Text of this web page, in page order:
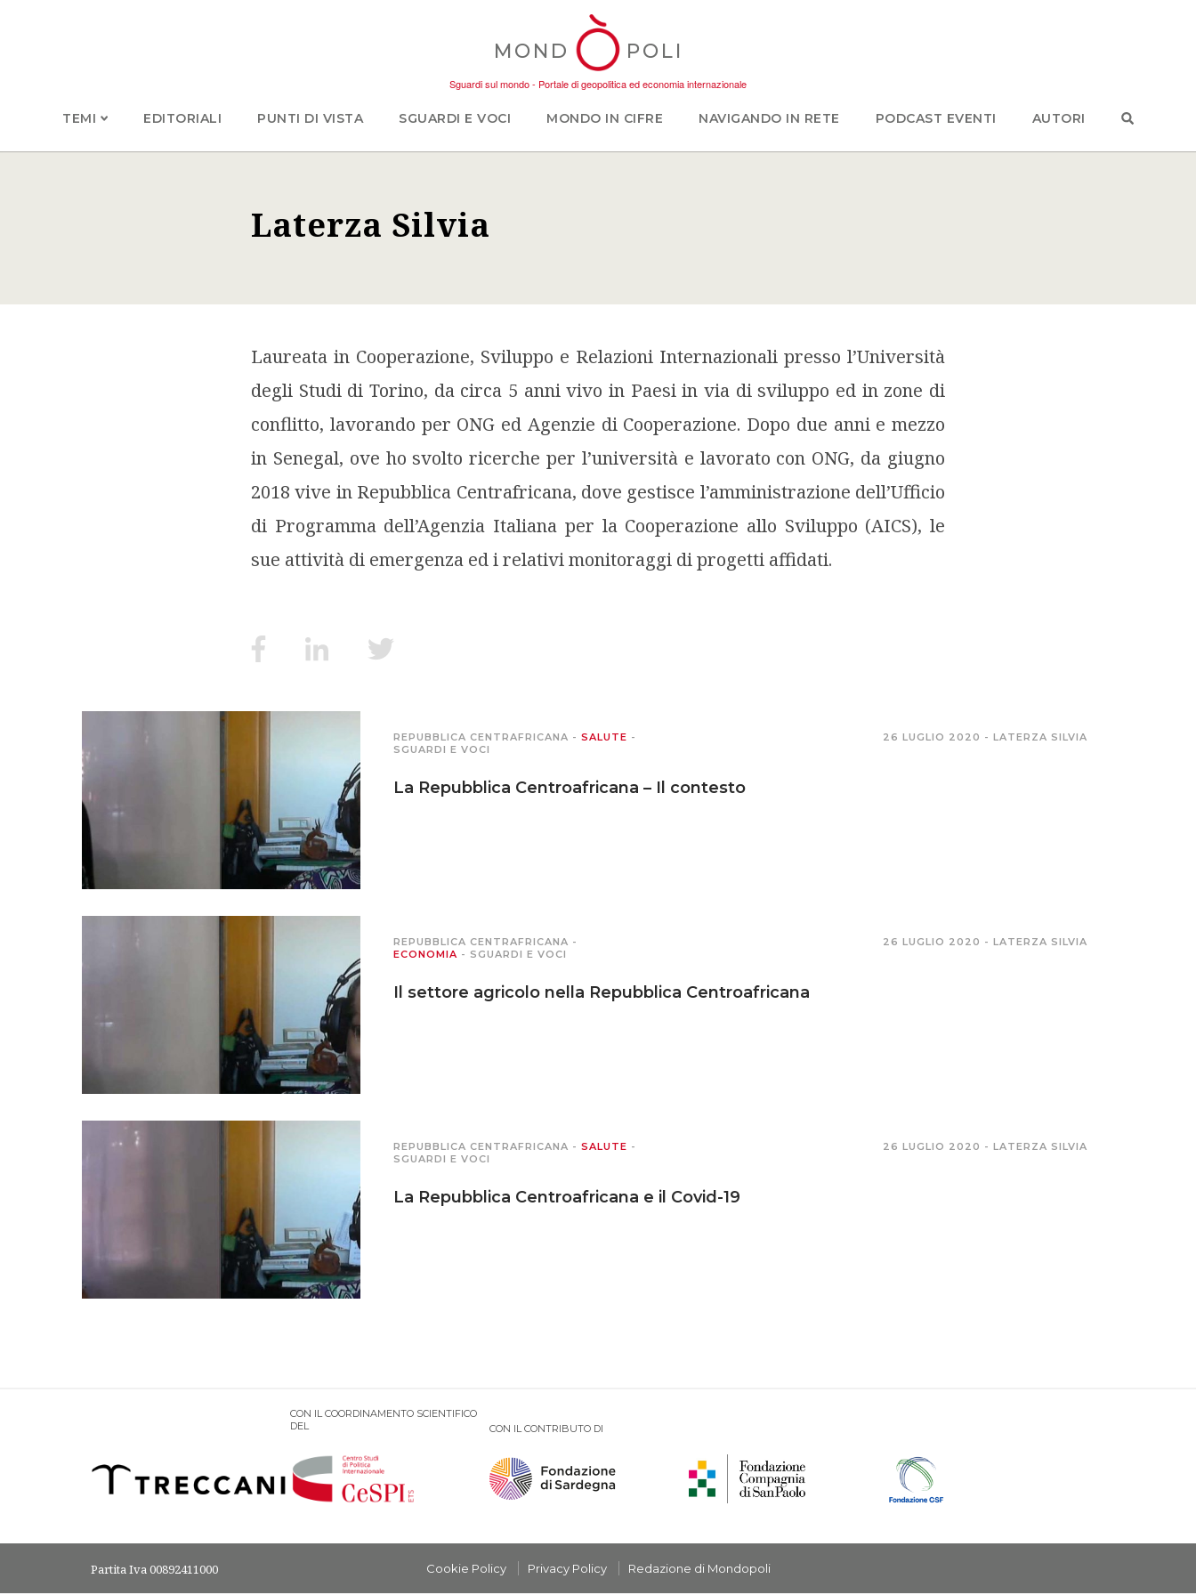
MOND POLI
Sguardi sul mondo - Portale di geopolitica ed economia internazionale
TEMI EDITORIALI PUNTI DI VISTA SGUARDI E VOCI MONDO IN CIFRE NAVIGANDO IN RETE PODCAST EVENTI AUTORI
Laterza Silvia
Laureata in Cooperazione, Sviluppo e Relazioni Internazionali presso l’Università
degli Studi di Torino, da circa 5 anni vivo in Paesi in via di sviluppo ed in zone di
conflitto, lavorando per ONG ed Agenzie di Cooperazione. Dopo due anni e mezzo
in Senegal, ove ho svolto ricerche per l’università e lavorato con ONG, da giugno
2018 vive in Repubblica Centrafricana, dove gestisce l’amministrazione dell’Ufficio
di Programma dell’Agenzia Italiana per la Cooperazione allo Sviluppo (AICS), le
sue attività di emergenza ed i relativi monitoraggi di progetti affidati.
REPUBBLICA CENTRAFRICANA - SALUTE -
SGUARDI E VOCI
26 LUGLIO 2020 - LATERZA SILVIA
La Repubblica Centroafricana – Il contesto
REPUBBLICA CENTRAFRICANA -
ECONOMIA - SGUARDI E VOCI
26 LUGLIO 2020 - LATERZA SILVIA
Il settore agricolo nella Repubblica Centroafricana
REPUBBLICA CENTRAFRICANA - SALUTE -
SGUARDI E VOCI
26 LUGLIO 2020 - LATERZA SILVIA
La Repubblica Centroafricana e il Covid-19
CON IL COORDINAMENTO SCIENTIFICO
DEL
CON IL CONTRIBUTO DI
Partita Iva 00892411000 Cookie Policy Privacy Policy Redazione di Mondopoli